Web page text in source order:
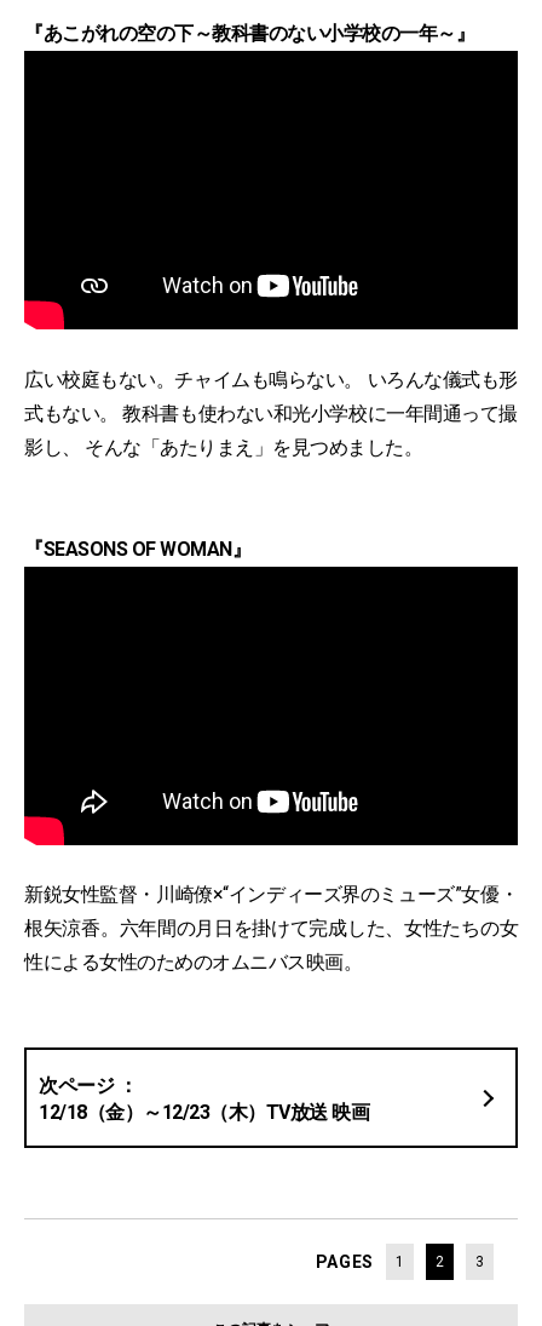
『あこがれの空の下～教科書のない小学校の一年～』
広い校庭もない。チャイムも鳴らない。 いろんな儀式も形
式もない。 教科書も使わない和光小学校に一年間通って撮
影し、 そんな「あたりまえ」を見つめました。
『SEASONS OF WOMAN』
新鋭女性監督・川崎僚×“インディーズ界のミューズ”女優・
根矢涼香。六年間の月日を掛けて完成した、女性たちの女
性による女性のためのオムニバス映画。
12/18（金）～12/23（木）TV放送 映画
PAGES 1 2 3